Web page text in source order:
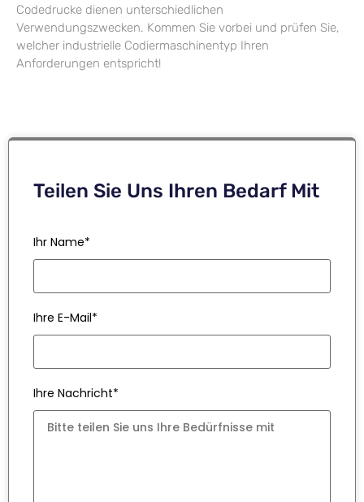
Codedrucke dienen unterschiedlichen
Verwendungszwecken. Kommen Sie vorbei und prüfen Sie,
welcher industrielle Codiermaschinentyp Ihren
Anforderungen entspricht!
Teilen Sie Uns Ihren Bedarf Mit
Ihr Name*
Ihre E-Mail*
Ihre Nachricht*